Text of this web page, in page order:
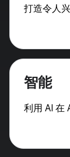
打造令人
智能
利用 AI 在